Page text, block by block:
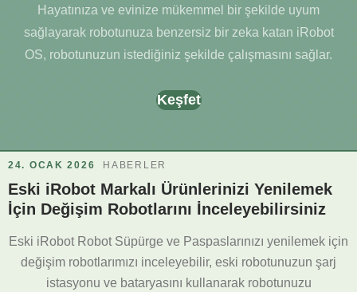
Hayatınıza ve evinize mükemmel bir şekilde uyum
sağlayarak robotunuza benzersiz bir zeka katan iRobot
OS, robotunuzun istediğiniz şekilde çalışmasını sağlar.
Keşfet
24. OCAK 2026 HABERLER
Eski iRobot Markalı Ürünlerinizi Yenilemek
İçin Değişim Robotlarını İnceleyebilirsiniz
Eski iRobot Robot Süpürge ve Paspaslarınızı yenilemek için
değişim robotlarımızı inceleyebilir, eski robotunuzun şarj
istasyonu ve bataryasını kullanarak robotunuzu